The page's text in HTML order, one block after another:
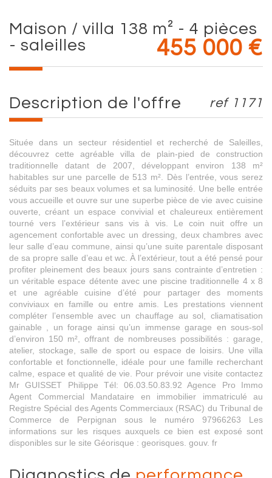
maison / villa 138 m² - 4 pièces
- saleilles
455 000 €
description de l'offre ref 1171
Située dans un secteur résidentiel et recherché de Saleilles,
découvrez cette agréable villa de plain-pied de construction
traditionnelle datant de 2007, développant environ 138 m²
habitables sur une parcelle de 513 m². Dès l’entrée, vous serez
séduits par ses beaux volumes et sa luminosité. Une belle entrée
vous accueille et ouvre sur une superbe pièce de vie avec cuisine
ouverte, créant un espace convivial et chaleureux entièrement
tourné vers l’extérieur sans vis à vis. Le coin nuit offre un
agencement confortable avec un dressing, deux chambres avec
leur salle d’eau commune, ainsi qu’une suite parentale disposant
de sa propre salle d’eau et wc. À l’extérieur, tout a été pensé pour
profiter pleinement des beaux jours sans contrainte d’entretien :
un véritable espace détente avec une piscine traditionnelle 4 x 8
et une agréable cuisine d’été pour partager des moments
conviviaux en famille ou entre amis. Les prestations viennent
compléter l’ensemble avec un chauffage au sol, cliamatisation
gainable , un forage ainsi qu’un immense garage en sous-sol
d’environ 150 m², offrant de nombreuses possibilités : garage,
atelier, stockage, salle de sport ou espace de loisirs. Une villa
confortable et fonctionnelle, idéale pour une famille recherchant
calme, espace et qualité de vie. Pour prévoir une visite contactez
Mr GUISSET Philippe Tél: 06.03.50.83.92 Agence Pro Immo
Agent Commercial Mandataire en immobilier immatriculé au
Registre Spécial des Agents Commerciaux (RSAC) du Tribunal de
Commerce de Perpignan sous le numéro 97966263 Les
informations sur les risques auxquels ce bien est exposé sont
disponibles sur le site Géorisque : georisques. gouv. fr